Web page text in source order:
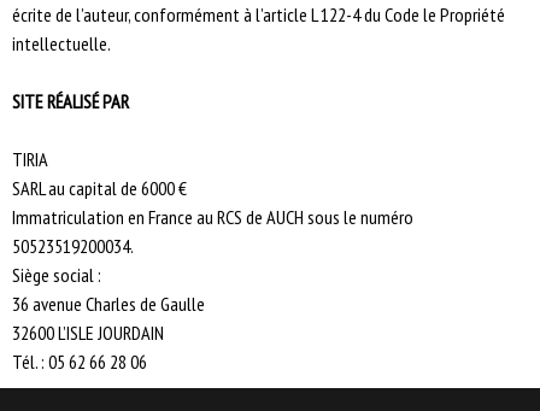
écrite de l’auteur, conformément à l’article L 122-4 du Code le Propriété
intellectuelle.
SITE RÉALISÉ PAR
TIRIA
SARL au capital de 6000 €
Immatriculation en France au RCS de AUCH sous le numéro
50523519200034.
Siège social :
36 avenue Charles de Gaulle
32600 L’ISLE JOURDAIN
Tél. : 05 62 66 28 06